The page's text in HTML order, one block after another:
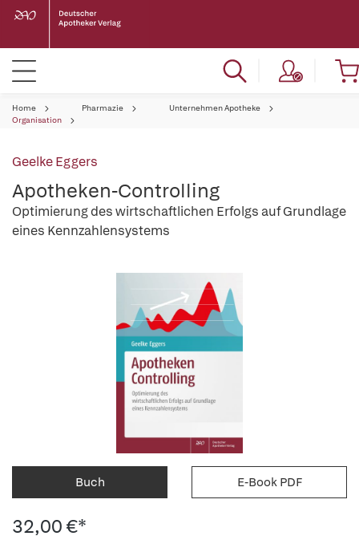
Home Pharmazie
Unternehmen Apotheke
Organisation
Geelke Eggers
Apotheken-Controlling
Optimierung des wirtschaftlichen Erfolgs auf Grundlage
eines Kennzahlensystems
Buch E-Book PDF
32,00 €*